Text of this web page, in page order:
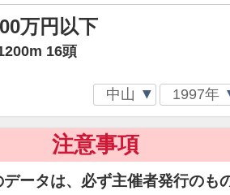
万円以下
16頭
注意事項
ータは、必ず主催者発行のも